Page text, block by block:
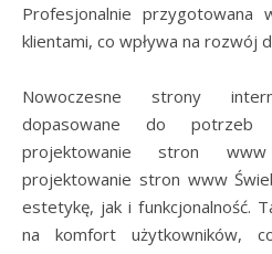
Profesjonalnie przygotowana
klientami, co wpływa na rozwój
Nowoczesne strony
dopasowane do potrzeb
projektowanie stron
projektowanie stron www
estetykę, jak i funkcjonalność.
na komfort użytkowników,